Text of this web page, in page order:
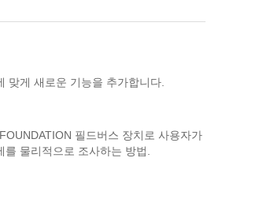
맞게 새로운 기능을 추가합니다.
필드버스 장치로 사용자가
물리적으로 조사하는 방법.